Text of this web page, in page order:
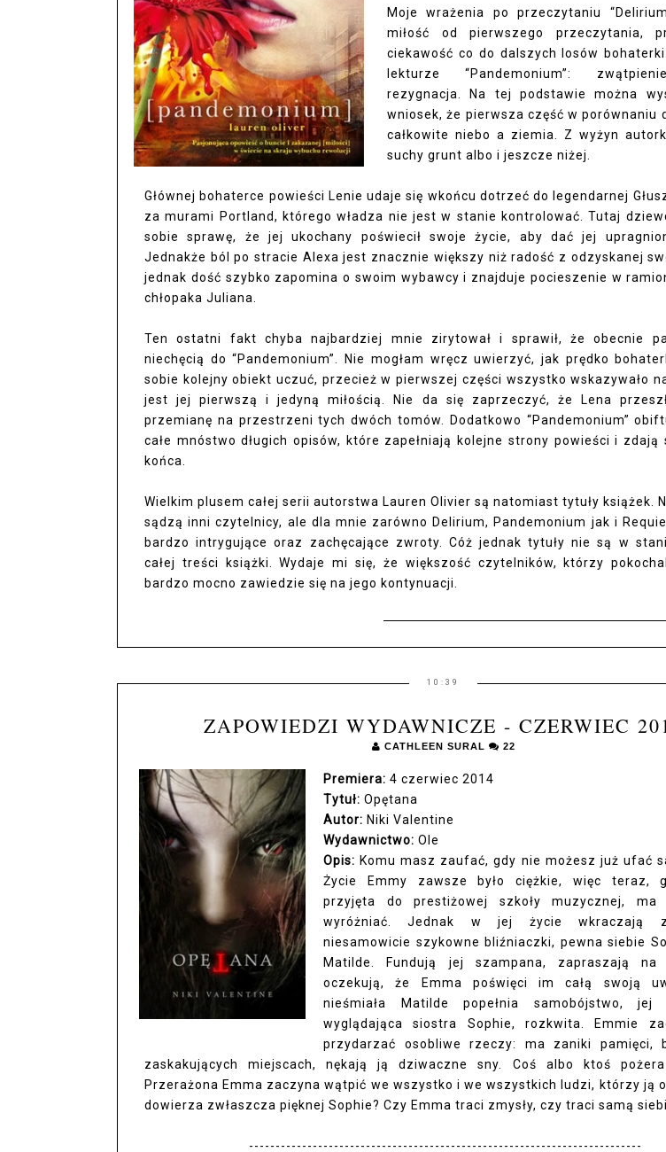
Moje wrażenia po przeczytaniu
miłość od pierwszego przeczytania,
ciekawość co do dalszych losów
lekturze “Pandemonium”:
rezygnacja. Na tej podstawie można
wniosek, że pierwsza część w porównaniu
całkowite niebo a ziemia. Z wyżyn
suchy grunt albo i jeszcze niżej.
Głównej bohaterce powieści Lenie udaje się wkońcu dotrzeć do legendarnej
za murami Portland, którego władza nie jest w stanie kontrolować. Tutaj
sobie sprawę, że jej ukochany poświecił swoje życie, aby dać jej
Jednakże ból po stracie Alexa jest znacznie większy niż radość z odzyskanej
jednak dość szybko zapomina o swoim wybawcy i znajduje pocieszenie w
chłopaka Juliana.
Ten ostatni fakt chyba najbardziej mnie zirytował i sprawił, że obecnie
niechęcią do “Pandemonium”. Nie mogłam wręcz uwierzyć, jak prędko
sobie kolejny obiekt uczuć, przecież w pierwszej części wszystko wskazywało
jest jej pierwszą i jedyną miłością. Nie da się zaprzeczyć, że Lena
przemianę na przestrzeni tych dwóch tomów. Dodatkowo “Pandemonium”
całe mnóstwo długich opisów, które zapełniają kolejne strony powieści i zdają
końca.
Wielkim plusem całej serii autorstwa Lauren Olivier są natomiast tytuły książek.
sądzą inni czytelnicy, ale dla mnie zarówno Delirium, Pandemonium jak i
bardzo intrygujące oraz zachęcające zwroty. Cóż jednak tytuły nie są w
całej treści książki. Wydaje mi się, że większość czytelników, którzy
bardzo mocno zawiedzie się na jego kontynuacji.
10:39
ZAPOWIEDZI WYDAWNICZE - CZERWIEC
CATHLEEN SURAL 22
Premiera: 4 czerwiec 2014
Tytuł: Opętana
Autor: Niki Valentine
Wydawnictwo: Ole
Opis: Komu masz zaufać, gdy nie możesz już ufać
Życie Emmy zawsze było ciężkie, więc teraz,
przyjęta do prestiżowej szkoły muzycznej, ma
wyróżniać. Jednak w jej życie wkraczają
niesamowicie szykowne bliźniaczki, pewna siebie
Matilde. Fundują jej szampana, zapraszają
oczekują, że Emma poświęci im całą swoją
nieśmiała Matilde popełnia samobójstwo, jej
wyglądająca siostra Sophie, rozkwita. Emmie
przydarzać osobliwe rzeczy: ma zaniki pamięci,
zaskakujących miejscach, nękają ją dziwaczne sny. Coś albo ktoś pożera
Przerażona Emma zaczyna wątpić we wszystko i we wszystkich ludzi, którzy ją
dowierza zwłaszcza pięknej Sophie? Czy Emma traci zmysły, czy traci samą
--------------------------------------------------------------------------